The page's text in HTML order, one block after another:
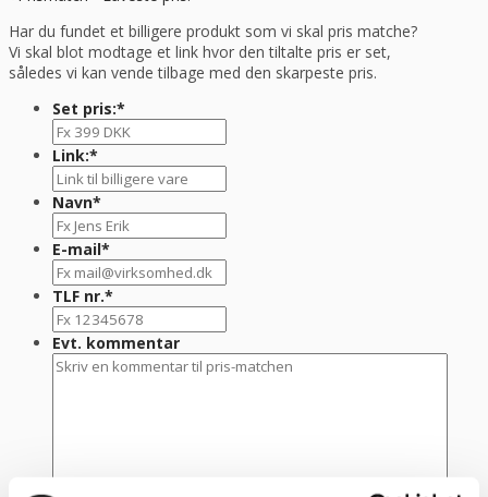
Har du fundet et billigere produkt som vi skal pris matche?
Vi skal blot modtage et link hvor den tiltalte pris er set,
således vi kan vende tilbage med den skarpeste pris.
Set pris:*
Link:*
Navn*
E-mail*
TLF nr.*
Evt. kommentar